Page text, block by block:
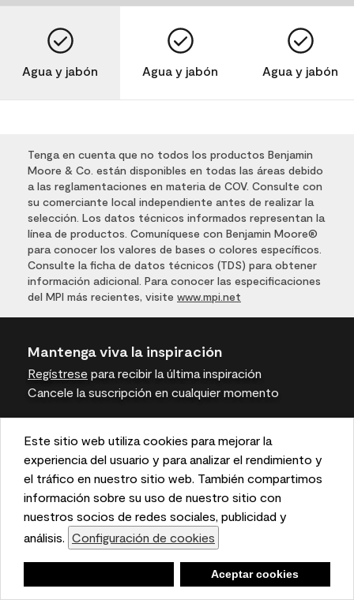
This website uses cookies to enhance user experience
and to analyze performance and traffic on our website.
We also share information about your use of our site
with our social media, advertising, and analytics
partners. Cookie Settings
Accept Cookies
Este sitio web utiliza cookies para mejorar la
experiencia del usuario y para analizar el rendimiento y
el tráfico en nuestro sitio web. También compartimos
información sobre su uso de nuestro sitio con
nuestros socios de redes sociales, publicidad y
análisis. Configuración de cookies
Aceptar cookies
Agua y jabón Agua y jabón Agua y jabón
Tenga en cuenta que no todos los productos Benjamin
Moore & Co. están disponibles en todas las áreas debido
a las reglamentaciones en materia de COV. Consulte con
su comerciante local independiente antes de realizar la
selección. Los datos técnicos informados representan la
línea de productos. Comuníquese con Benjamin Moore®
para conocer los valores de bases o colores específicos.
Consulte la ficha de datos técnicos (TDS) para obtener
información adicional. Para conocer las especificaciones
del MPI más recientes, visite www.mpi.net
Mantenga viva la inspiración
Regístrese para recibir la última inspiración
Cancele la suscripción en cualquier momento
Benjamin Moore
Para profesionales